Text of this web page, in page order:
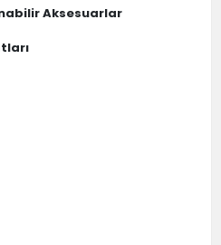
Aksesuarlar